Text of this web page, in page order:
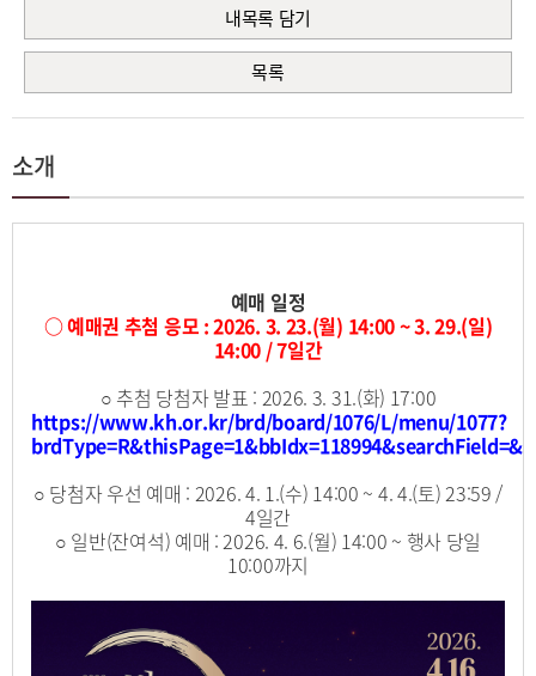
내목록 담기
목록
소개
예매 일정
○ 예매권 추첨 응모 : 2026. 3. 23.(월) 14:00 ~ 3. 29.(일)
14:00 / 7일간
○ 추첨 당첨자 발표 : 2026. 3. 31.(화) 17:00
https://www.kh.or.kr/brd/board/1076/L/menu/1077?
brdType=R&thisPage=1&bbIdx=118994&searchField
○ 당첨자 우선 예매 : 2026. 4. 1.(수) 14:00 ~ 4. 4.(토) 23:59 /
4일간
○ 일반(잔여석) 예매 : 2026. 4. 6.(월) 14:00 ~ 행사 당일
10:00까지